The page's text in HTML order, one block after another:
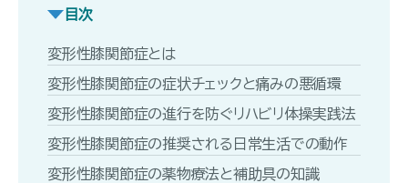
目次
変形性膝関節症とは
変形性膝関節症の症状チェックと痛みの悪循環
変形性膝関節症の進行を防ぐリハビリ体操実践法
変形性膝関節症の推奨される日常生活での動作
変形性膝関節症の薬物療法と補助具の知識